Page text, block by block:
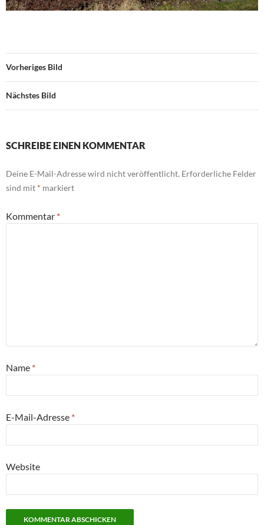
Vorheriges Bild
Nächstes Bild
SCHREIBE EINEN KOMMENTAR
Deine E-Mail-Adresse wird nicht veröffentlicht. Erforderliche Felder
sind mit * markiert
Kommentar *
Name *
E-Mail-Adresse *
Website